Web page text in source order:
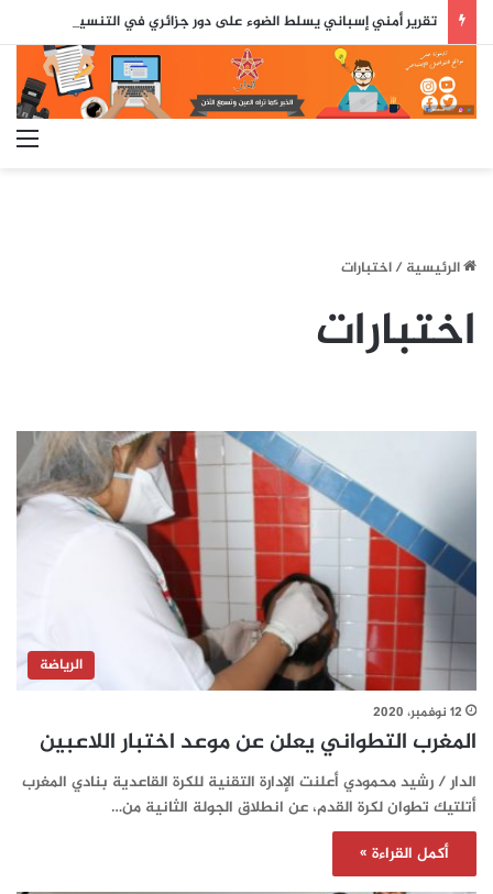
الرئيسية/اختبارات
اختبارات
الرياضة
12 نوفمبر، 2020
المغرب التطواني يعلن عن موعد اختبار اللاعبين
الدار / رشيد محمودي أعلنت الإدارة التقنية للكرة القاعدية بنادي المغرب
أتلتيك تطوان لكرة القدم، عن انطلاق الجولة الثانية من…
أكمل القراءة »